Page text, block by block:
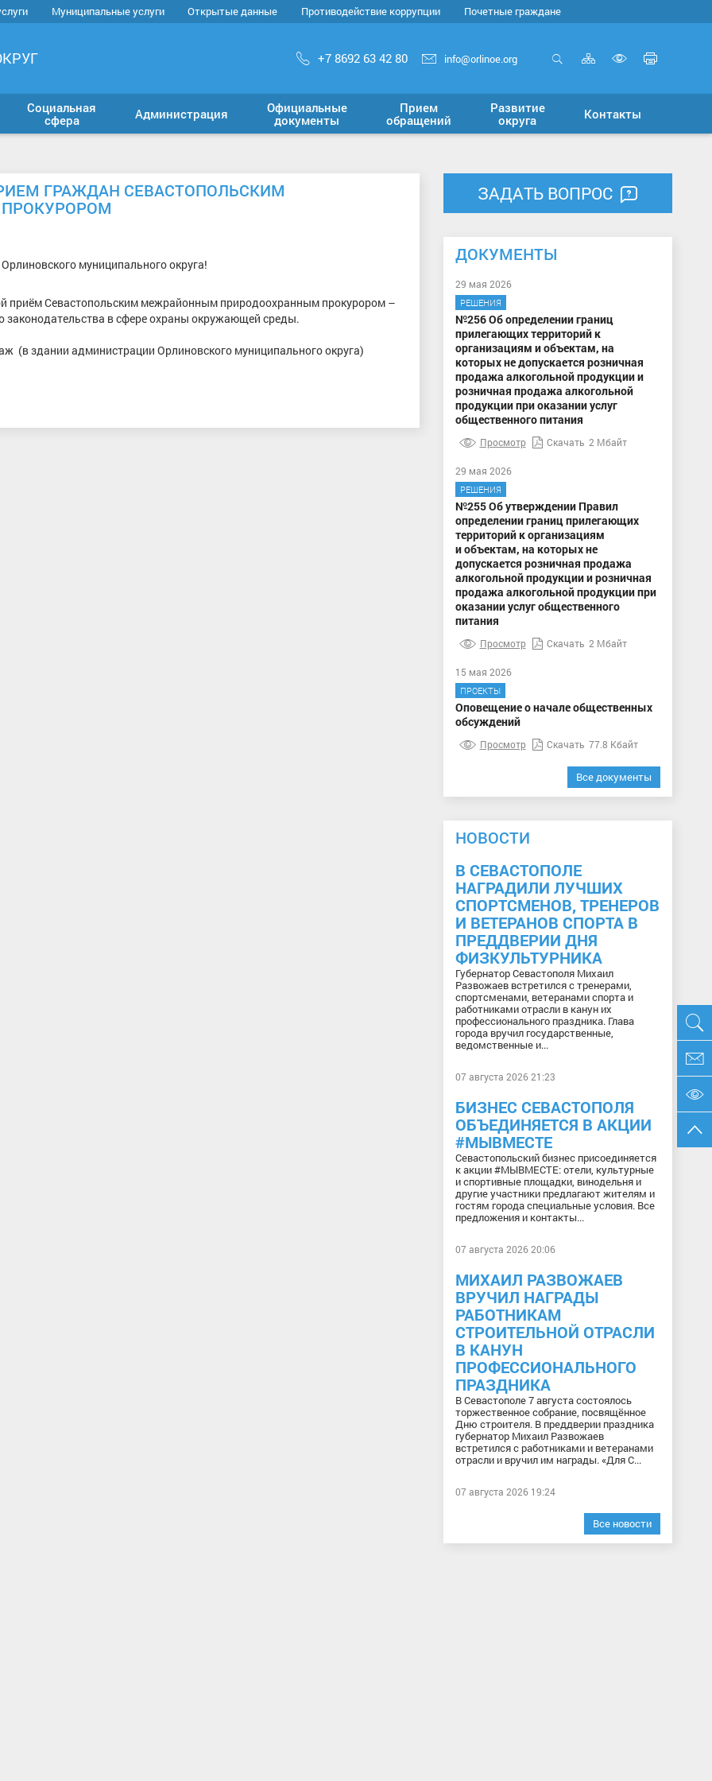
Муниципальные услуги Открытые данные Противодействие коррупции Почетные граждане
+7 8692 63 42 80 info@orlinoe.org Карта
сайта
версию
для
Социальная
сфера
Администрация
Официальные
документы
Прием
обращений
Развитие
округа
Контакты
ГРАЖДАН СЕВАСТОПОЛЬСКИМ
муниципального округа!
приём Севастопольским межрайонным природоохранным прокурором –
в сфере охраны окружающей среды.
(в здании администрации Орлиновского муниципального округа)
ЗАДАТЬ ВОПРОС
ДОКУМЕНТЫ
29 мая 2026
РЕШЕНИЯ
№256 Об определении границ
прилегающих территорий к
организациям и объектам, на
которых не допускается розничная
продажа алкогольной продукции и
розничная продажа алкогольной
продукции при оказании услуг
общественного питания
Просмотр Скачать 2 Мбайт
29 мая 2026
РЕШЕНИЯ
№255 Об утверждении Правил
определении границ прилегающих
территорий к организациям
и объектам, на которых не
допускается розничная продажа
алкогольной продукции и розничная
продажа алкогольной продукции при
оказании услуг общественного
питания
Просмотр Скачать 2 Мбайт
15 мая 2026
ПРОЕКТЫ
Оповещение о начале общественных
обсуждений
Просмотр Скачать 77.8 Кбайт
Все документы
НОВОСТИ
В СЕВАСТОПОЛЕ
НАГРАДИЛИ ЛУЧШИХ
СПОРТСМЕНОВ, ТРЕНЕРОВ
И ВЕТЕРАНОВ СПОРТА В
ПРЕДДВЕРИИ ДНЯ
ФИЗКУЛЬТУРНИКА
Губернатор Севастополя Михаил
Развожаев встретился с тренерами,
спортсменами, ветеранами спорта и
работниками отрасли в канун их
профессионального праздника. Глава
города вручил государственные,
ведомственные и...
07 августа 2026 21:23
БИЗНЕС СЕВАСТОПОЛЯ
ОБЪЕДИНЯЕТСЯ В АКЦИИ
#МЫВМЕСТЕ
Севастопольский бизнес присоединяется
к акции #МЫВМЕСТЕ: отели, культурные
и спортивные площадки, винодельня и
другие участники предлагают жителям и
гостям города специальные условия. Все
предложения и контакты...
07 августа 2026 20:06
МИХАИЛ РАЗВОЖАЕВ
ВРУЧИЛ НАГРАДЫ
РАБОТНИКАМ
СТРОИТЕЛЬНОЙ ОТРАСЛИ
В КАНУН
ПРОФЕССИОНАЛЬНОГО
ПРАЗДНИКА
В Севастополе 7 августа состоялось
торжественное собрание, посвящённое
Дню строителя. В преддверии праздника
губернатор Михаил Развожаев
встретился с работниками и ветеранами
отрасли и вручил им награды. «Для С...
07 августа 2026 19:24
Все новости